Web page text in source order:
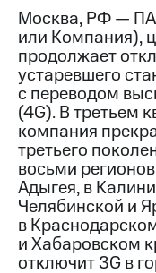
Контакты
Медиа-центр
Пресс-
релизы
МТС
о
Достижения
Интервью
Финансовая
отчетность
Москва, РФ —
или Компания),
продолжает
устаревшего
с переводом
(4G). В третьем
компания
третьего
восьми
Адыгея, в
Челябинской и
в
и Хабаровском
отключит 3G в